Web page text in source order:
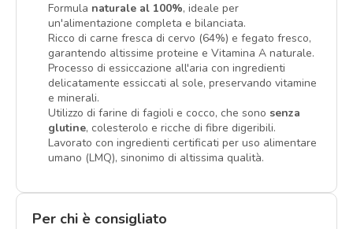
Formula naturale al 100%, ideale per
un'alimentazione completa e bilanciata.
Ricco di carne fresca di cervo (64%) e fegato fresco,
garantendo altissime proteine e Vitamina A naturale.
Processo di essiccazione all'aria con ingredienti
delicatamente essiccati al sole, preservando vitamine
e minerali.
Utilizzo di farine di fagioli e cocco, che sono senza
glutine, colesterolo e ricche di fibre digeribili.
Lavorato con ingredienti certificati per uso alimentare
umano (LMQ), sinonimo di altissima qualità.
Per chi è consigliato